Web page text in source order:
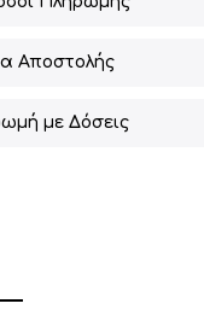
Αποστολής
με Δόσεις